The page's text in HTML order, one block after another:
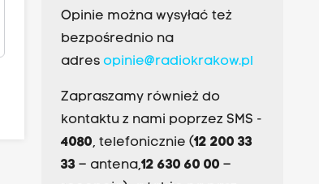
Opinie można wysyłać też
bezpośrednio na
adres opinie@radiokrakow.pl
Zapraszamy również do
kontaktu z nami poprzez SMS -
4080, telefonicznie (12 200 33
33– antena,12 630 60 00 –